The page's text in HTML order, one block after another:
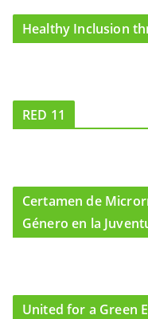
Healthy Inclusion
RED 11
Certamen de
Género en la
United for a Green